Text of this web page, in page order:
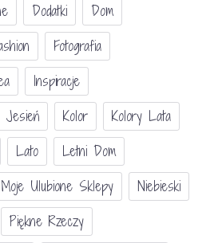
Dodatki
Dom
Fotografia
Inspiracje
Jesień Kolor
Kolory Lata
Lato
Letni Dom
Moje Ulubione Sklepy
Niebieski
Piękne Rzeczy